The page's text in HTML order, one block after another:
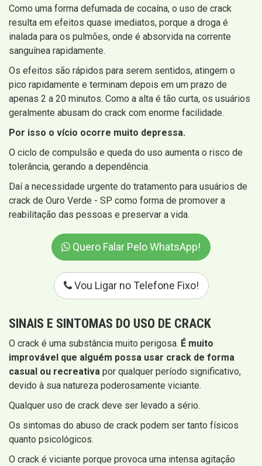
Como uma forma defumada de cocaína, o uso de crack
resulta em efeitos quase imediatos, porque a droga é
inalada para os pulmões, onde é absorvida na corrente
sanguínea rapidamente.
Os efeitos são rápidos para serem sentidos, atingem o
pico rapidamente e terminam depois em um prazo de
apenas 2 a 20 minutos. Como a alta é tão curta, os usuários
geralmente abusam do crack com enorme facilidade.
Por isso o vício ocorre muito depressa.
O ciclo de compulsão e queda do uso aumenta o risco de
tolerância, gerando a dependência.
Daí a necessidade urgente do tratamento para usuários de
crack de Ouro Verde - SP como forma de promover a
reabilitação das pessoas e preservar a vida.
Quero Falar Pelo WhatsApp!
Vou Ligar no Telefone Fixo!
SINAIS E SINTOMAS DO USO DE CRACK
O crack é uma substância muito perigosa. É muito
improvável que alguém possa usar crack de forma
casual ou recreativa por qualquer período significativo,
devido à sua natureza poderosamente viciante.
Qualquer uso de crack deve ser levado a sério.
Os sintomas do abuso de crack podem ser tanto físicos
quanto psicológicos.
O crack é viciante porque provoca uma intensa agitação